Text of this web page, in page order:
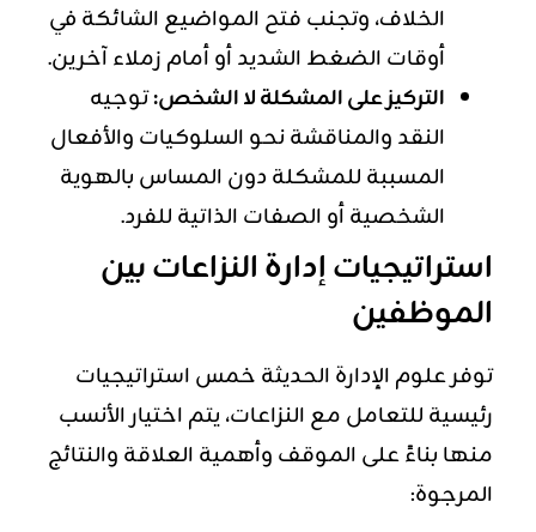
الخلاف، وتجنب فتح المواضيع الشائكة في
أوقات الضغط الشديد أو أمام زملاء آخرين.
التركيز على المشكلة لا الشخص:توجيه
النقد والمناقشة نحو السلوكيات والأفعال
المسببة للمشكلة دون المساس بالهوية
الشخصية أو الصفات الذاتية للفرد.
استراتيجيات إدارة النزاعات بين
الموظفين
توفر علوم الإدارة الحديثة خمس استراتيجيات
رئيسية للتعامل مع النزاعات، يتم اختيار الأنسب
منها بناءً على الموقف وأهمية العلاقة والنتائج
المرجوة: